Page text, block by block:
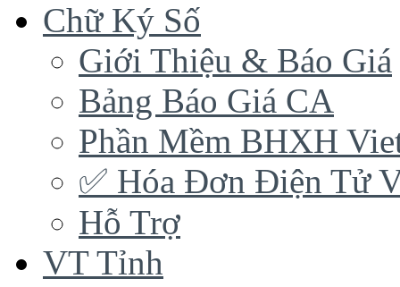
Chữ Ký Số
Giới Thiệu & Báo Giá
Bảng Báo Giá CA
Phần Mềm BHXH
✅‎ Hóa Đơn Điện Tử
Hỗ Trợ
VT Tỉnh